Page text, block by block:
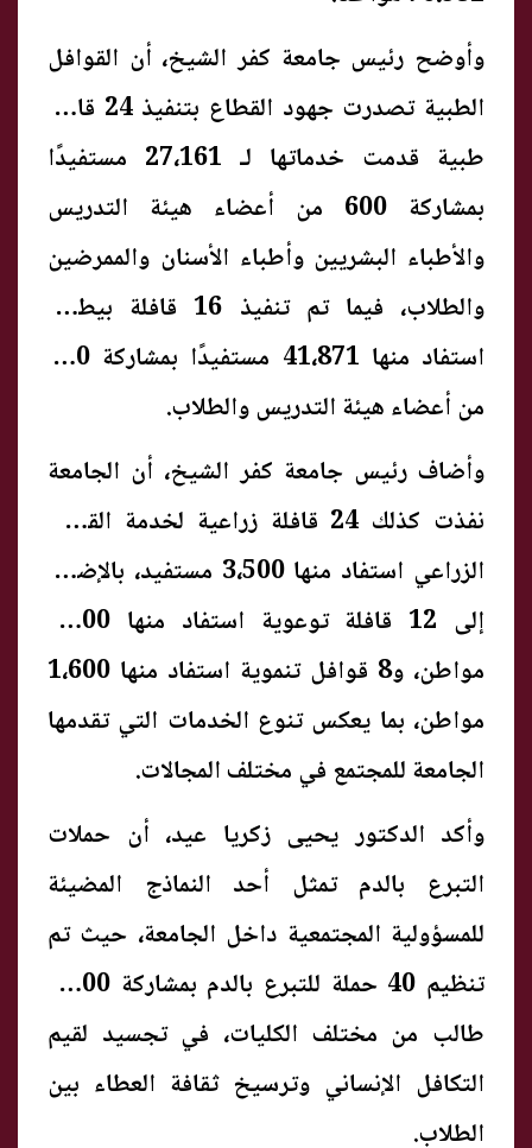
وأوضح رئيس جامعة كفر الشيخ، أن القوافل
الطبية تصدرت جهود القطاع بتنفيذ 24 قافلة
طبية قدمت خدماتها لـ 27،161 مستفيدًا
بمشاركة 600 من أعضاء هيئة التدريس
والأطباء البشريين وأطباء الأسنان والممرضين
والطلاب، فيما تم تنفيذ 16 قافلة بيطرية
استفاد منها 41،871 مستفيدًا بمشاركة 200
من أعضاء هيئة التدريس والطلاب.
وأضاف رئيس جامعة كفر الشيخ، أن الجامعة
نفذت كذلك 24 قافلة زراعية لخدمة القطاع
الزراعي استفاد منها 3،500 مستفيد، بالإضافة
إلى 12 قافلة توعوية استفاد منها 2،400
مواطن، و8 قوافل تنموية استفاد منها 1،600
مواطن، بما يعكس تنوع الخدمات التي تقدمها
الجامعة للمجتمع في مختلف المجالات.
وأكد الدكتور يحيى زكريا عيد، أن حملات
التبرع بالدم تمثل أحد النماذج المضيئة
للمسؤولية المجتمعية داخل الجامعة، حيث تم
تنظيم 40 حملة للتبرع بالدم بمشاركة 1،900
طالب من مختلف الكليات، في تجسيد لقيم
التكافل الإنساني وترسيخ ثقافة العطاء بين
الطلاب.